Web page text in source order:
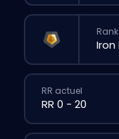
RR actuel